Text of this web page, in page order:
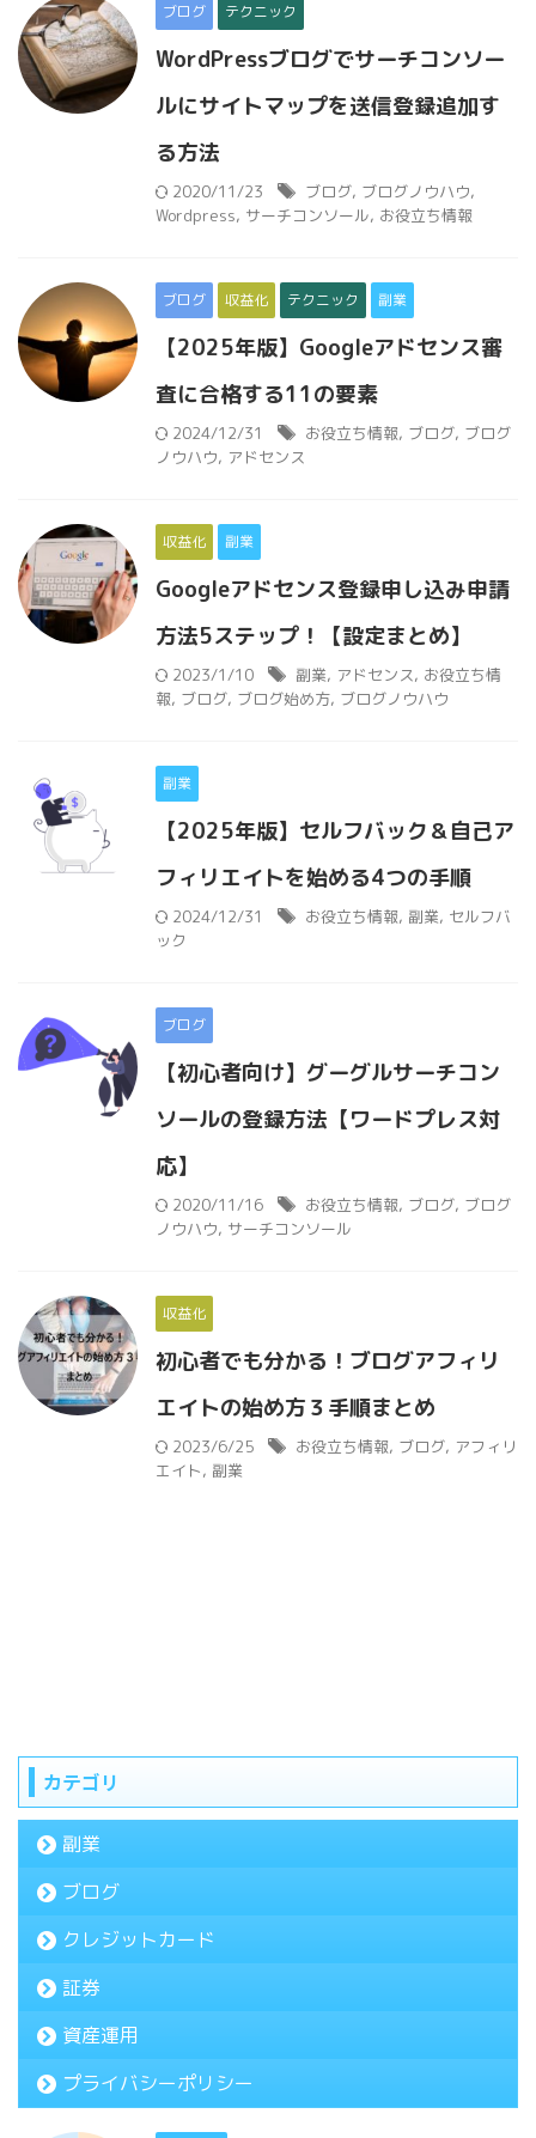
ブログ テクニック
WordPressブログでサーチコンソー
ルにサイトマップを送信登録追加す
る方法
2020/11/23 ブログ, ブログノウハウ,
Wordpress, サーチコンソール, お役立ち情報
ブログ 収益化 テクニック 副業
【2025年版】Googleアドセンス審
査に合格する11の要素
2024/12/31 お役立ち情報, ブログ, ブログ
ノウハウ, アドセンス
収益化 副業
Googleアドセンス登録申し込み申請
方法5ステップ！【設定まとめ】
2023/1/10 副業, アドセンス, お役立ち情
報, ブログ, ブログ始め方, ブログノウハウ
副業
【2025年版】セルフバック＆自己ア
フィリエイトを始める4つの手順
2024/12/31 お役立ち情報, 副業, セルフバ
ック
ブログ
【初心者向け】グーグルサーチコン
ソールの登録方法【ワードプレス対
応】
2020/11/16 お役立ち情報, ブログ, ブログ
ノウハウ, サーチコンソール
収益化
初心者でも分かる！ブログアフィリ
エイトの始め方３手順まとめ
2023/6/25 お役立ち情報, ブログ, アフィリ
エイト, 副業
カテゴリ
副業
ブログ
クレジットカード
証券
資産運用
プライバシーポリシー